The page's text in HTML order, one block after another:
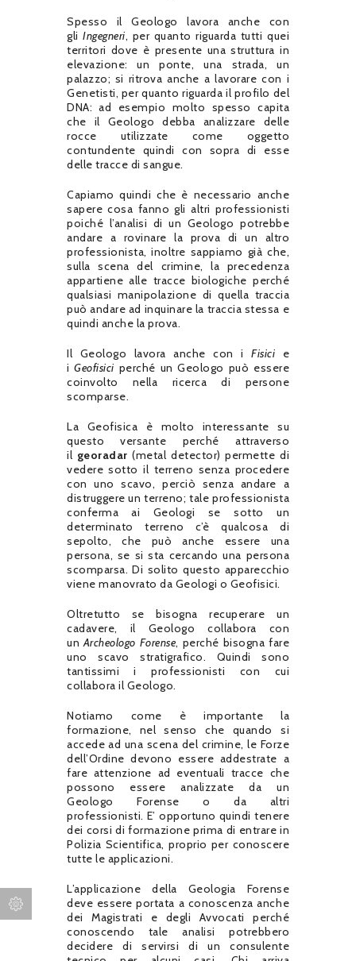
Spesso il Geologo lavora anche con
gliIngegneri, per quanto riguarda tutti quei
territori dove è presente una struttura in
elevazione: un ponte, una strada, un
palazzo; si ritrova anche a lavorare con i
Genetisti, per quanto riguarda il profilo del
DNA: ad esempio molto spesso capita
che il Geologo debba analizzare delle
rocce utilizzate come oggetto
contundente quindi con sopra di esse
delle tracce di sangue.
Capiamo quindi che è necessario anche
sapere cosa fanno gli altri professionisti
poiché l’analisi di un Geologo potrebbe
andare a rovinare la prova di un altro
professionista, inoltre sappiamo già che,
sulla scena del crimine, la precedenza
appartiene alle tracce biologiche perché
qualsiasi manipolazione di quella traccia
può andare ad inquinare la traccia stessa e
quindi anche la prova.
Il Geologo lavora anche con i Fisici e
iGeofisici perché un Geologo può essere
coinvolto nella ricerca di persone
scomparse.
La Geofisica è molto interessante su
questo versante perché attraverso
il georadar (metal detector) permette di
vedere sotto il terreno senza procedere
con uno scavo, perciò senza andare a
distruggere un terreno; tale professionista
conferma ai Geologi se sotto un
determinato terreno c’è qualcosa di
sepolto, che può anche essere una
persona, se si sta cercando una persona
scomparsa. Di solito questo apparecchio
viene manovrato da Geologi o Geofisici.
Oltretutto se bisogna recuperare un
cadavere, il Geologo collabora con
unArcheologo Forense, perché bisogna fare
uno scavo stratigrafico. Quindi sono
tantissimi i professionisti con cui
collabora il Geologo.
Notiamo come è importante la
formazione, nel senso che quando si
accede ad una scena del crimine, le Forze
dell’Ordine devono essere addestrate a
fare attenzione ad eventuali tracce che
possono essere analizzate da un
Geologo Forense o da altri
professionisti. E’ opportuno quindi tenere
dei corsi di formazione prima di entrare in
Polizia Scientifica, proprio per conoscere
tutte le applicazioni.
L’applicazione della Geologia Forense
deve essere portata a conoscenza anche
dei Magistrati e degli Avvocati perché
conoscendo tale analisi potrebbero
decidere di servirsi di un consulente